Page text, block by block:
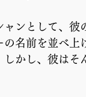
ャンとして、
の名前を並べ上
しかし、彼は